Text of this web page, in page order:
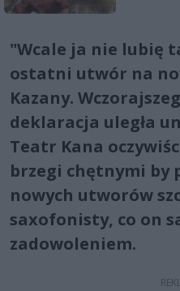
"Wcale ja nie lubię
ostatni utwór na
Kazany.
deklaracja uległa
Teatr Kana
brzegi chętnymi by
nowych utworów
saxofonisty, co on
zadowoleniem.